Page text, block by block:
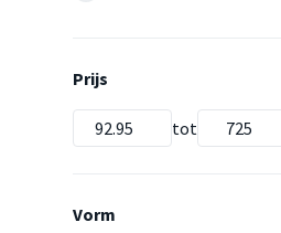
Prijs
tot
Vorm